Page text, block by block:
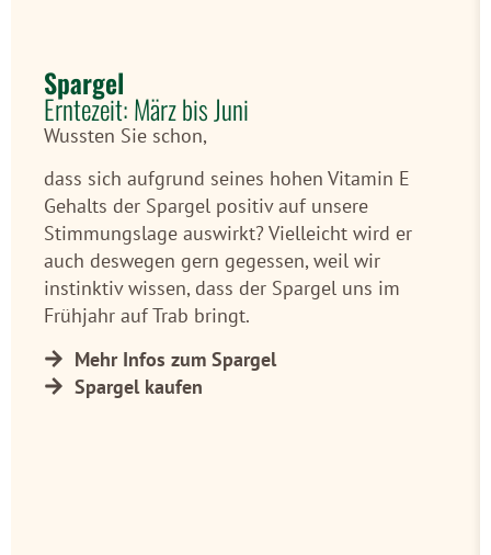
Spargel
Erntezeit: März bis Juni
Wussten Sie schon,
dass sich aufgrund seines hohen Vitamin E
Gehalts der Spargel positiv auf unsere
Stimmungslage auswirkt? Vielleicht wird er
auch deswegen gern gegessen, weil wir
instinktiv wissen, dass der Spargel uns im
Frühjahr auf Trab bringt.
Mehr Infos zum Spargel
Spargel kaufen